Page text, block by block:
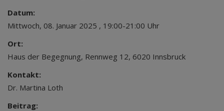
Datum:
Mittwoch, 08. Januar 2025 , 19:00-21:00 Uhr
Ort:
Haus der Begegnung, Rennweg 12, 6020 Innsbruck
Kontakt:
Dr. Martina Loth
Beitrag: